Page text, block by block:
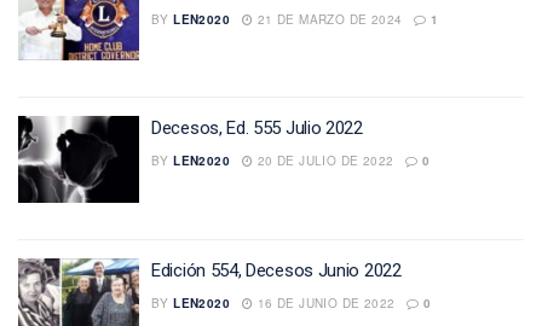
BY LEN2020 21 DE MARZO DE 2024 1
Decesos, Ed. 555 Julio 2022
BY LEN2020 20 DE JULIO DE 2022 0
Edición 554, Decesos Junio 2022
BY LEN2020 16 DE JUNIO DE 2022 0